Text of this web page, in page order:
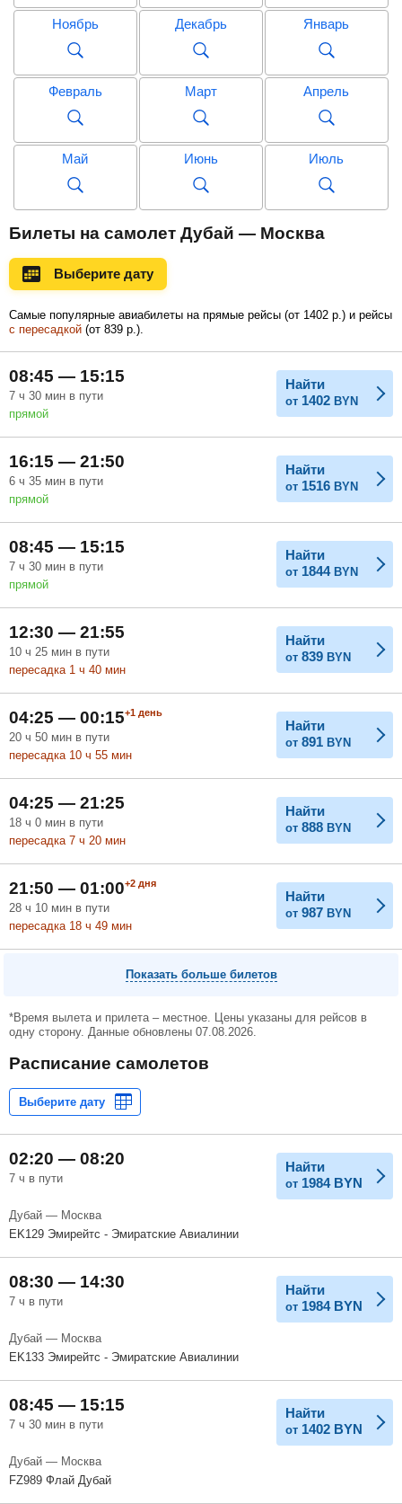
Ноябрь Декабрь Январь
Февраль Март Апрель
Май Июнь Июль
Сентябрь
Ноябрь
Билеты на самолет Дубай — Москва
Выберите дату
Самые популярные авиабилеты на прямые рейсы (от 1402 р. ) и рейсы
с пересадкой (от 839 р. ).
08:45 — 15:15
7 ч 30 мин в пути
прямой
Найти
от 1402 BYN
16:15 — 21:50
6 ч 35 мин в пути
прямой
Найти
от 1516 BYN
08:45 — 15:15
7 ч 30 мин в пути
прямой
Найти
от 1844 BYN
12:30 — 21:55
10 ч 25 мин в пути
пересадка 1 ч 40 мин
Найти
от 839 BYN
04:25 — 00:15+1 день
20 ч 50 мин в пути
пересадка 10 ч 55 мин
Найти
от 891 BYN
04:25 — 21:25
18 ч 0 мин в пути
пересадка 7 ч 20 мин
Найти
от 888 BYN
21:50 — 01:00+2 дня
28 ч 10 мин в пути
пересадка 18 ч 49 мин
Найти
от 987 BYN
Показать больше билетов
*Время вылета и прилета – местное. Цены указаны для рейсов в
одну сторону. Данные обновлены 07.08.2026.
Расписание самолетов
02:20 — 08:20
7 ч в пути
Найти
от 1984 BYN
Дубай — Москва
EK129 Эмирейтс - Эмиратские Авиалинии
08:30 — 14:30
7 ч в пути
Найти
от 1984 BYN
Дубай — Москва
EK133 Эмирейтс - Эмиратские Авиалинии
08:45 — 15:15
7 ч 30 мин в пути
Найти
от 1402 BYN
Дубай — Москва
FZ989 Флай Дубай